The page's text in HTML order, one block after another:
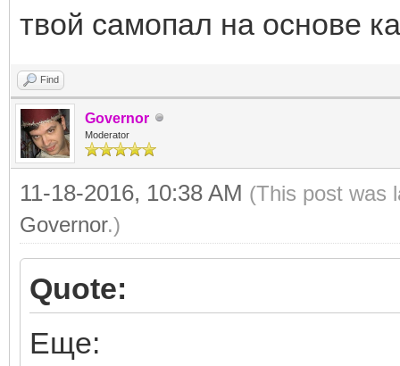
твой самопал на основе
Find
Governor
Moderator
11-18-2016, 10:38 AM (This post was
Governor.)
Quote:
Еще: